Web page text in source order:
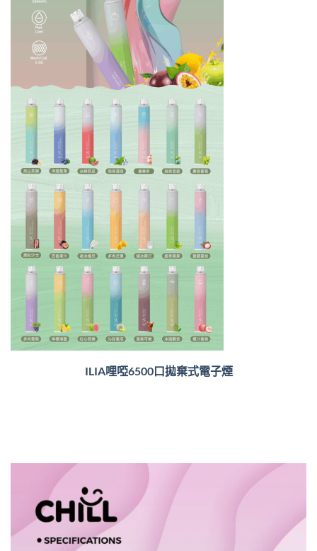
ILIA哩啞6500口拋棄式電子煙